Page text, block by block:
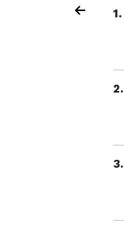
1.
2.
3.